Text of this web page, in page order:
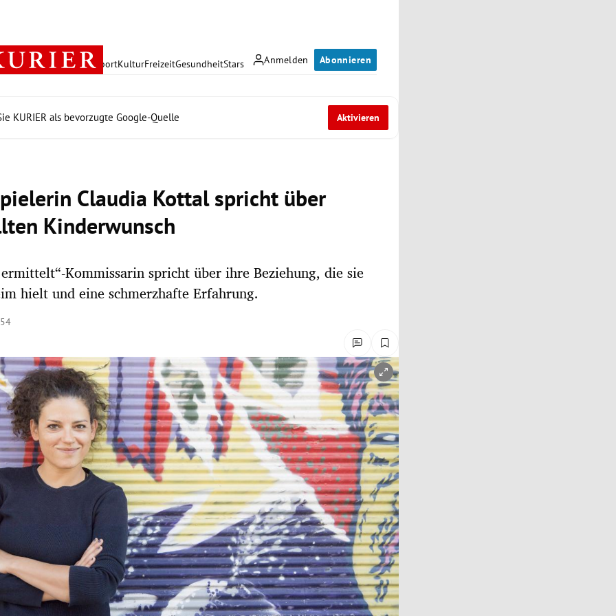
Anmelden Abonnieren
PolitikWirtschaft SportKulturFreizeitGesundheitStars
KURIER als bevorzugte Google-Quelle Aktivieren
Claudia Kottal spricht über
Kinderwunsch
Kommissarin spricht über ihre Beziehung, die sie
hielt und eine schmerzhafte Erfahrung.
öffnen/schließen